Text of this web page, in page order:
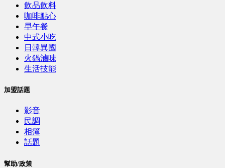
飲品飲料
咖啡點心
早午餐
中式小吃
日韓異國
火鍋滷味
生活技能
加盟話題
影音
民調
相簿
話題
幫助/政策